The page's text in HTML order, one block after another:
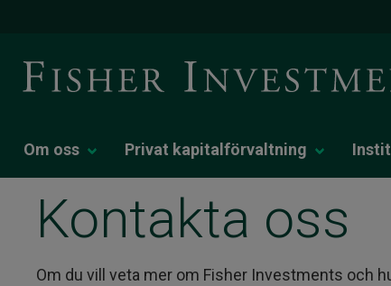
Om oss Privat kapitalförvaltning
Kontakta oss
Om du vill veta mer om Fisher Investments och